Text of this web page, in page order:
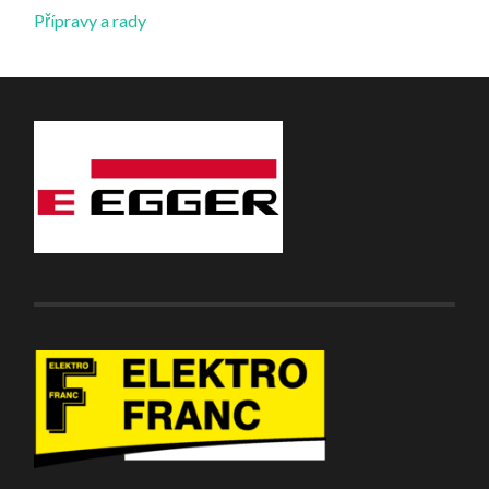
Přípravy a rady